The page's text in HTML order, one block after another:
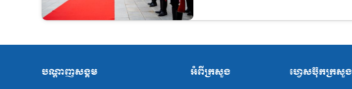
បណ្ដាញសង្គម អំពីក្រសួង ហ្វេសប៊ុកក្រសួង